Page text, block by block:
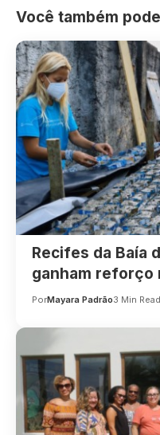
Você também
Recifes da Baía
ganham reforço
PorMayara Padrão3 Min Read